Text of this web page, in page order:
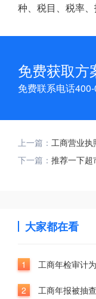
种、税目、税率
免费获取方
免费联系电话
上一篇： 工商营业执
下一篇： 推荐一下超
大家都在看
1 工商年检审计
2 工商年报被抽